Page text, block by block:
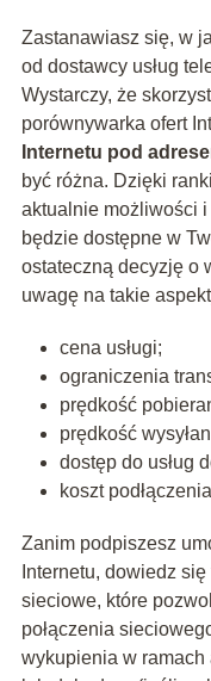
Zastanawiasz się, w
od dostawcy usług
Wystarczy, że
porównywarka ofert
Internetu pod
być różna. Dzięki
aktualnie możliwości i
będzie dostępne w
ostateczną decyzję o
uwagę na takie
cena usługi;
ograniczenia
prędkość
prędkość
dostęp do usług
koszt
Zanim podpiszesz
Internetu, dowiedz
sieciowe, które
połączenia
wykupienia w ramach